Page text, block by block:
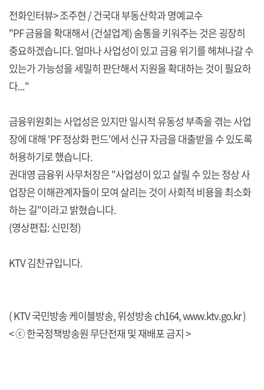
전화인터뷰> 조주현 / 건국대 부동산학과 명예교수
"PF 금융을 확대해서 (건설업계) 숨통을 키워주는 것은 굉장히
중요하겠습니다. 얼마나 사업성이 있고 금융 위기를 헤쳐나갈 수
있는가 가능성을 세밀히 판단해서 지원을 확대하는 것이 필요하
다..."
금융위원회는 사업성은 있지만 일시적 유동성 부족을 겪는 사업
장에 대해 'PF 정상화 펀드'에서 신규 자금을 대출받을 수 있도록
허용하기로 했습니다.
권대영 금융위 사무처장은 "사업성이 있고 살릴 수 있는 정상 사
업장은 이해관계자들이 모여 살리는 것이 사회적 비용을 최소화
하는 길"이라고 밝혔습니다.
(영상편집: 신민정)
KTV 김찬규입니다.
( KTV 국민방송 케이블방송, 위성방송 ch164,www.ktv.go.kr)
< ⓒ 한국정책방송원 무단전재 및 재배포 금지 >